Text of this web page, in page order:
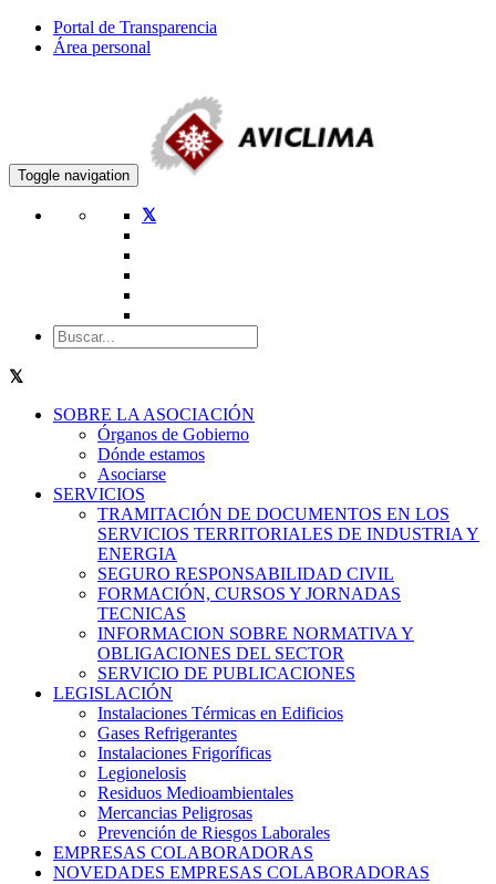
Portal de Transparencia
Área personal
Toggle navigation
SOBRE LA ASOCIACIÓN
Órganos de Gobierno
Dónde estamos
Asociarse
SERVICIOS
TRAMITACIÓN DE DOCUMENTOS EN LOS
SERVICIOS TERRITORIALES DE INDUSTRIA Y
ENERGIA
SEGURO RESPONSABILIDAD CIVIL
FORMACIÓN, CURSOS Y JORNADAS
TECNICAS
INFORMACION SOBRE NORMATIVA Y
OBLIGACIONES DEL SECTOR
SERVICIO DE PUBLICACIONES
LEGISLACIÓN
Instalaciones Térmicas en Edificios
Gases Refrigerantes
Instalaciones Frigoríficas
Legionelosis
Residuos Medioambientales
Mercancias Peligrosas
Prevención de Riesgos Laborales
EMPRESAS COLABORADORAS
NOVEDADES EMPRESAS COLABORADORAS